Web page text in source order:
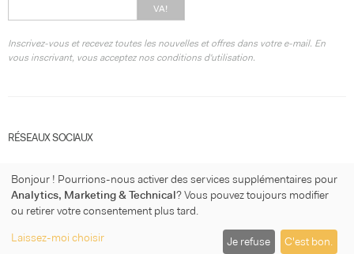
VA!
Inscrivez-vous et recevez toutes les nouvelles et offres dans votre e-mail. En
vous inscrivant, vous acceptez nos conditions d'utilisation.
RÉSEAUX SOCIAUX
© 2026micasaconruedas.com Condition d'utilisation
Politique de
Bonjour ! Pourrions-nous activer des services supplémentaires pour
Analytics, Marketing & Technical? Vous pouvez toujours modifier
ou retirer votre consentement plus tard.
Laissez-moi choisir
Je refuse C'est bon.